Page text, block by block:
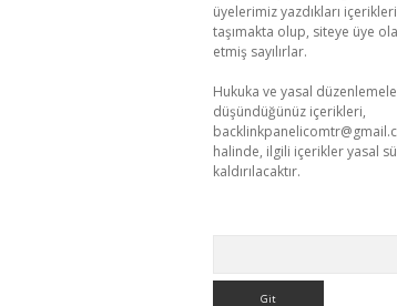
üyelerimiz yazdıkları
taşımakta olup, siteye üye
etmiş sayılırlar.
Hukuka ve yasal
düşündüğünüz içerikleri,
halinde, ilgili içerikler yasal
kaldırılacaktır.